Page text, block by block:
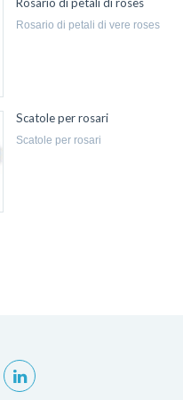
rosario di petali di vere roses
Scatole per rosari
scatole per rosari